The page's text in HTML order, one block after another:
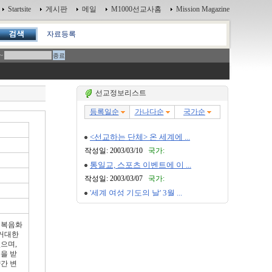
Startsite 게시판 메일 M1000선교사홈 Mission Magazine
자료등록
~
음화
대한
며,
받
변
선교정보리스트